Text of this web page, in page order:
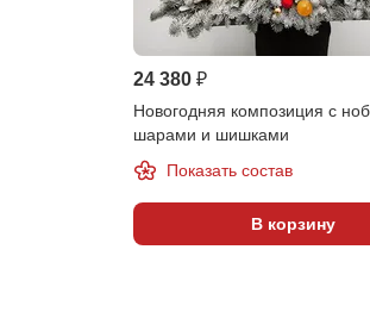
24 380 ₽
Новогодняя композиция с
шарами и шишками
Показать состав
В корзину